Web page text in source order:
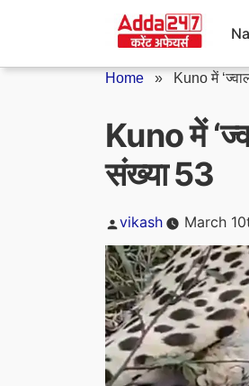
Home » Kuno में
Kuno में
संख्या 53
Posted
vikash March